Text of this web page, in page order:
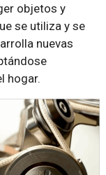
objetos y
se utiliza y se
nuevas
hogar.